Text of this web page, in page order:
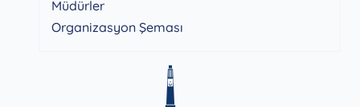
Müdürler
Organizasyon Şeması